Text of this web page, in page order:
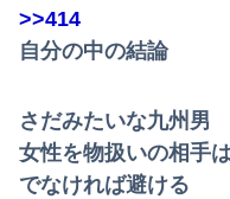
>>414
自分の中の結論
さだみたいな九州男
女性を物扱いの相手
でなければ避ける